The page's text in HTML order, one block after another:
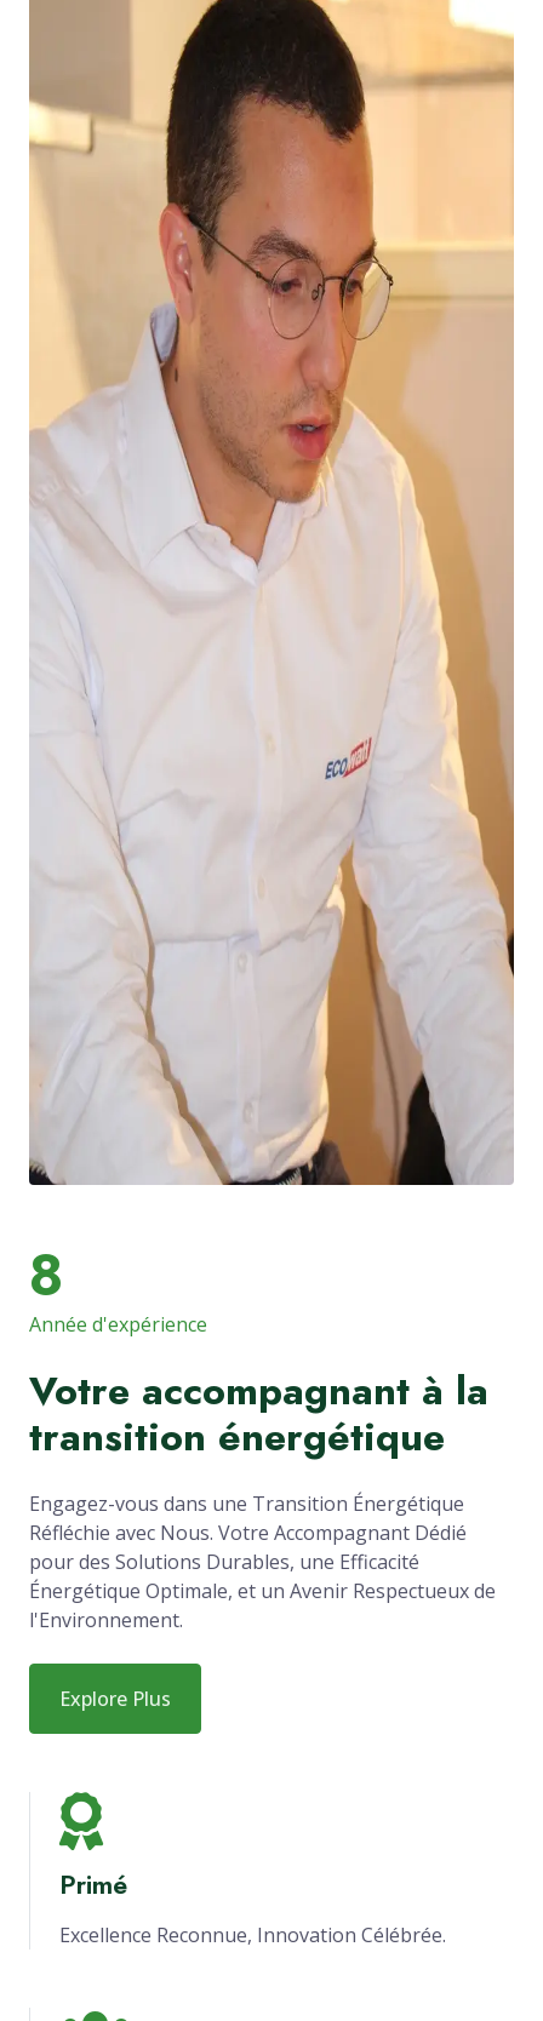
8
Année d'expérience
Votre accompagnant à la
transition énergétique
Engagez-vous dans une Transition Énergétique
Réfléchie avec Nous. Votre Accompagnant Dédié
pour des Solutions Durables, une Efficacité
Énergétique Optimale, et un Avenir Respectueux de
l'Environnement.
Explore Plus
Primé
Excellence Reconnue, Innovation Célébrée.